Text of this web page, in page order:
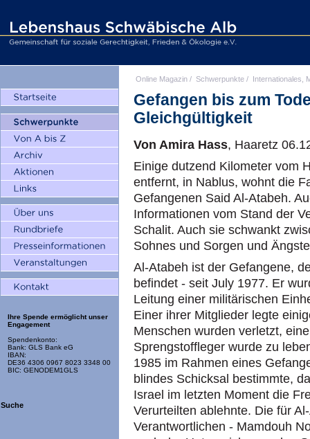
Ihre Spende ermöglicht unser
Engagement
Spendenkonto:
Bank: GLS Bank eG
IBAN:
DE36 4306 0967 8023 3348 00
BIC: GENODEM1GLS
Suche
Online Magazin / Schwerpunkte / Internationales,
Gefangen bis zum
Gleichgültigkeit
Von Amira Hass, Haaretz
Einige dutzend Kilometer vom
entfernt, in Nablus, wohnt die
Gefangenen Said Al-Atabeh.
Informationen vom Stand der
Schalit. Auch sie schwankt
Sohnes und Sorgen und
Al-Atabeh ist der Gefangene,
befindet - seit July 1977. Er
Leitung einer militärischen
Einer ihrer Mitglieder legte
Menschen wurden verletzt,
Sprengstoffleger wurde zu
1985 im Rahmen eines
blindes Schicksal bestimmte,
Israel im letzten Moment die
Verurteilten ablehnte. Die für
Verantwortlichen - Mamdouh